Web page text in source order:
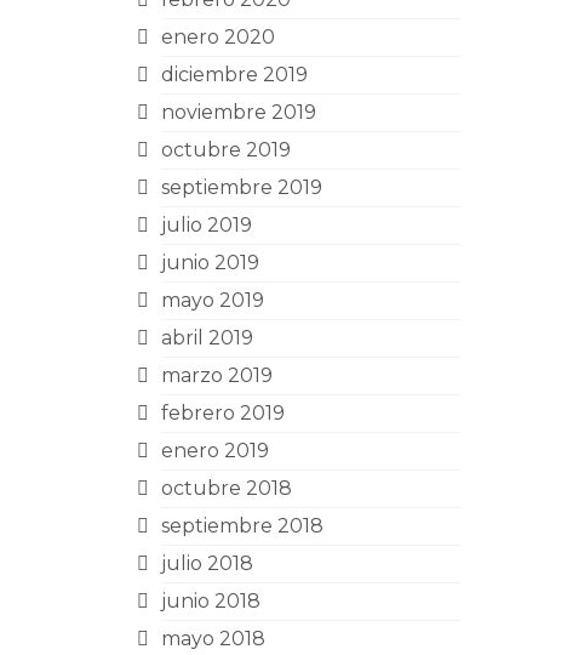
enero 2020
diciembre 2019
noviembre 2019
octubre 2019
septiembre 2019
julio 2019
junio 2019
mayo 2019
abril 2019
marzo 2019
febrero 2019
enero 2019
octubre 2018
septiembre 2018
julio 2018
junio 2018
mayo 2018